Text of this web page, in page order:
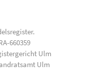
660359
Ulm
Ulm